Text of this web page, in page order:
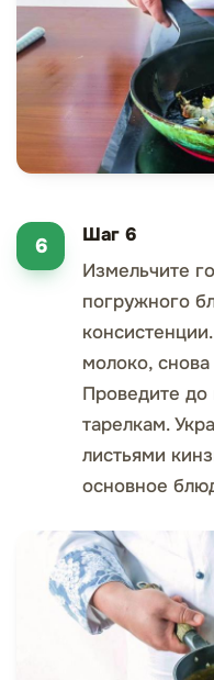
Шаг 6
Измельчите
погружного
молоко,
Проведите до
тарелкам.
листьями
основное